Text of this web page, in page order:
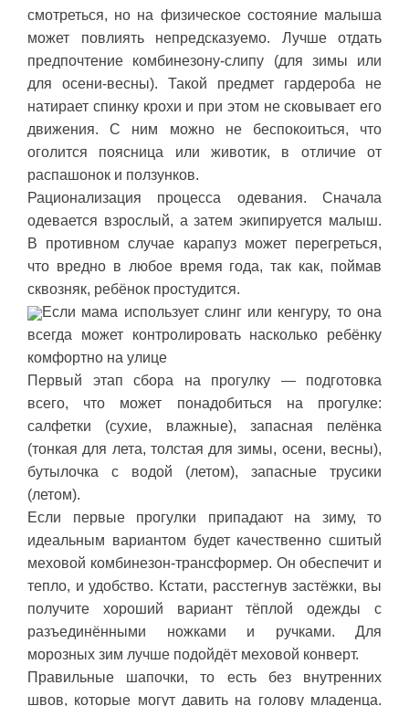
смотреться, но на физическое состояние малыша
может повлиять непредсказуемо. Лучше отдать
предпочтение комбинезону-слипу (для зимы или
для осени-весны). Такой предмет гардероба не
натирает спинку крохи и при этом не сковывает его
движения. С ним можно не беспокоиться, что
оголится поясница или животик, в отличие от
распашонок и ползунков.
Рационализация процесса одевания. Сначала
одевается взрослый, а затем экипируется малыш.
В противном случае карапуз может перегреться,
что вредно в любое время года, так как, поймав
сквозняк, ребёнок простудится.
Если мама использует слинг или кенгуру, то она
всегда может контролировать насколько ребёнку
комфортно на улице
Первый этап сбора на прогулку — подготовка
всего, что может понадобиться на прогулке:
салфетки (сухие, влажные), запасная пелёнка
(тонкая для лета, толстая для зимы, осени, весны),
бутылочка с водой (летом), запасные трусики
(летом).
Если первые прогулки припадают на зиму, то
идеальным вариантом будет качественно сшитый
меховой комбинезон-трансформер. Он обеспечит и
тепло, и удобство. Кстати, расстегнув застёжки, вы
получите хороший вариант тёплой одежды с
разъединёнными ножками и ручками. Для
морозных зим лучше подойдёт меховой конверт.
Правильные шапочки, то есть без внутренних
швов, которые могут давить на голову младенца.